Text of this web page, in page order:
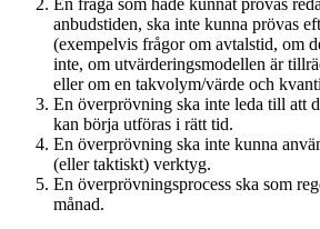
anbudstiden, ska inte kunna prövas
(exempelvis frågor om avtalstid, om
inte, om utvärderingsmodellen är
eller om en takvolym/värde och
En överprövning ska inte leda till att
kan börja utföras i rätt tid.
En överprövning ska inte kunna
(eller taktiskt) verktyg.
En överprövningsprocess ska som
månad.